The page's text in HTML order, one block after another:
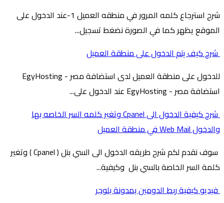
شرح استرجاع كلمه المرور في منطقه العميل 1-عند الدخول على
الموقع يظهر كما في الصورة نضغط تسجيل...
شرح كيف يتم الدخول على منطقة العميل
للدخول على منطقة العميل لدى استضافة مصر - EgyHosting
استضافة مصر - EgyHosting عند الدخول على...
شرح كيفية الدخول الى Cpanel وتغير كلمه السر الخاصه بها
والدخول Web Mail في منطقة العميل
سوف نقدم لكم شرح طريقه الدخول الى السي بنل ( Cpanel ) وتغير
كلمة السر الخاصة بالسي بنل وكيفية...
فيديو كيفية ربط الدومين بمدونة بلوجر